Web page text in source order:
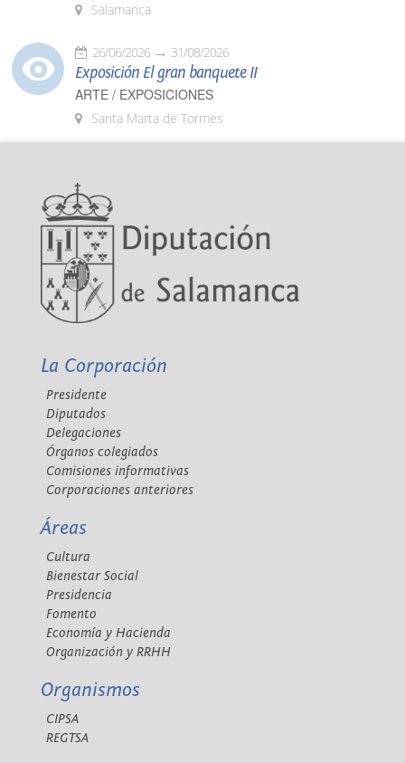
Salamanca
26/06/2026 31/08/2026
Exposición El gran banquete II
ARTE / EXPOSICIONES
Santa Marta de Tormes
La Corporación
Presidente
Diputados
Delegaciones
Órganos colegiados
Comisiones informativas
Corporaciones anteriores
Áreas
Cultura
Bienestar Social
Presidencia
Fomento
Economía y Hacienda
Organización y RRHH
Organismos
CIPSA
REGTSA